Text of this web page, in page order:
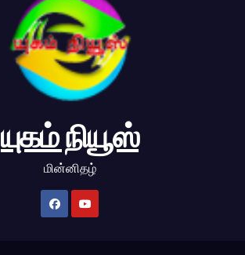
யுகம் நியூஸ்
மின்னிதழ்